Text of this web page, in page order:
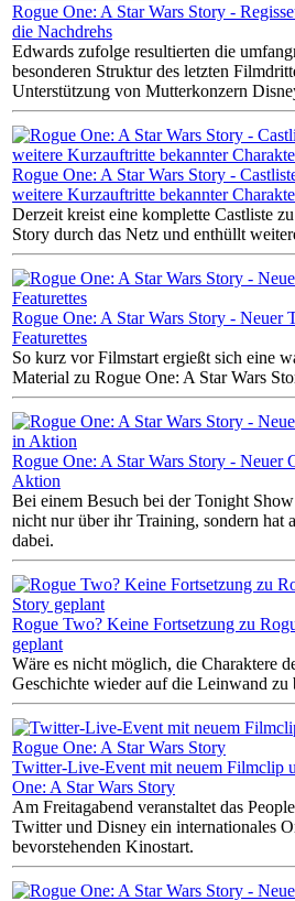
Rogue One: A Star Wars Story -
die Nachdrehs
Edwards zufolge resultierten die
besonderen Struktur des letzten
Unterstützung von Mutterkonzern
Rogue One: A Star Wars Story -
weitere Kurzauftritte bekannter
Derzeit kreist eine komplette Castliste
Story durch das Netz und enthüllt
Rogue One: A Star Wars Story - Neuer
Featurettes
So kurz vor Filmstart ergießt sich eine
Material zu Rogue One: A Star Wars
Rogue One: A Star Wars Story - Neuer
Aktion
Bei einem Besuch bei der Tonight
nicht nur über ihr Training, sondern hat
dabei.
Rogue Two? Keine Fortsetzung zu
geplant
Wäre es nicht möglich, die Charaktere
Geschichte wieder auf die Leinwand zu
Twitter-Live-Event mit neuem Filmclip
One: A Star Wars Story
Am Freitagabend veranstaltet das
Twitter und Disney ein internationales
bevorstehenden Kinostart.